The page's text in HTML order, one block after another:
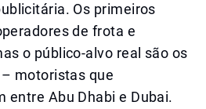
Os primeiros
de frota e
o público-alvo real são os
motoristas que
entre Abu Dhabi e Dubai.